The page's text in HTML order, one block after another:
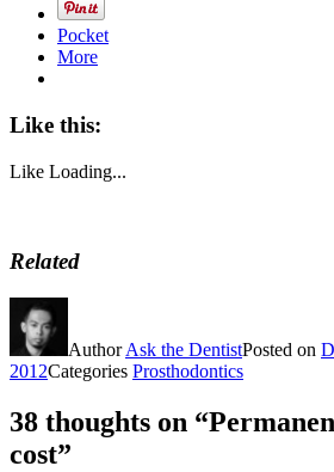
Pocket
More
Like this:
Like Loading...
Related
AuthorAsk the DentistPosted on
2012Categories Prosthodontics
38 thoughts on
cost”